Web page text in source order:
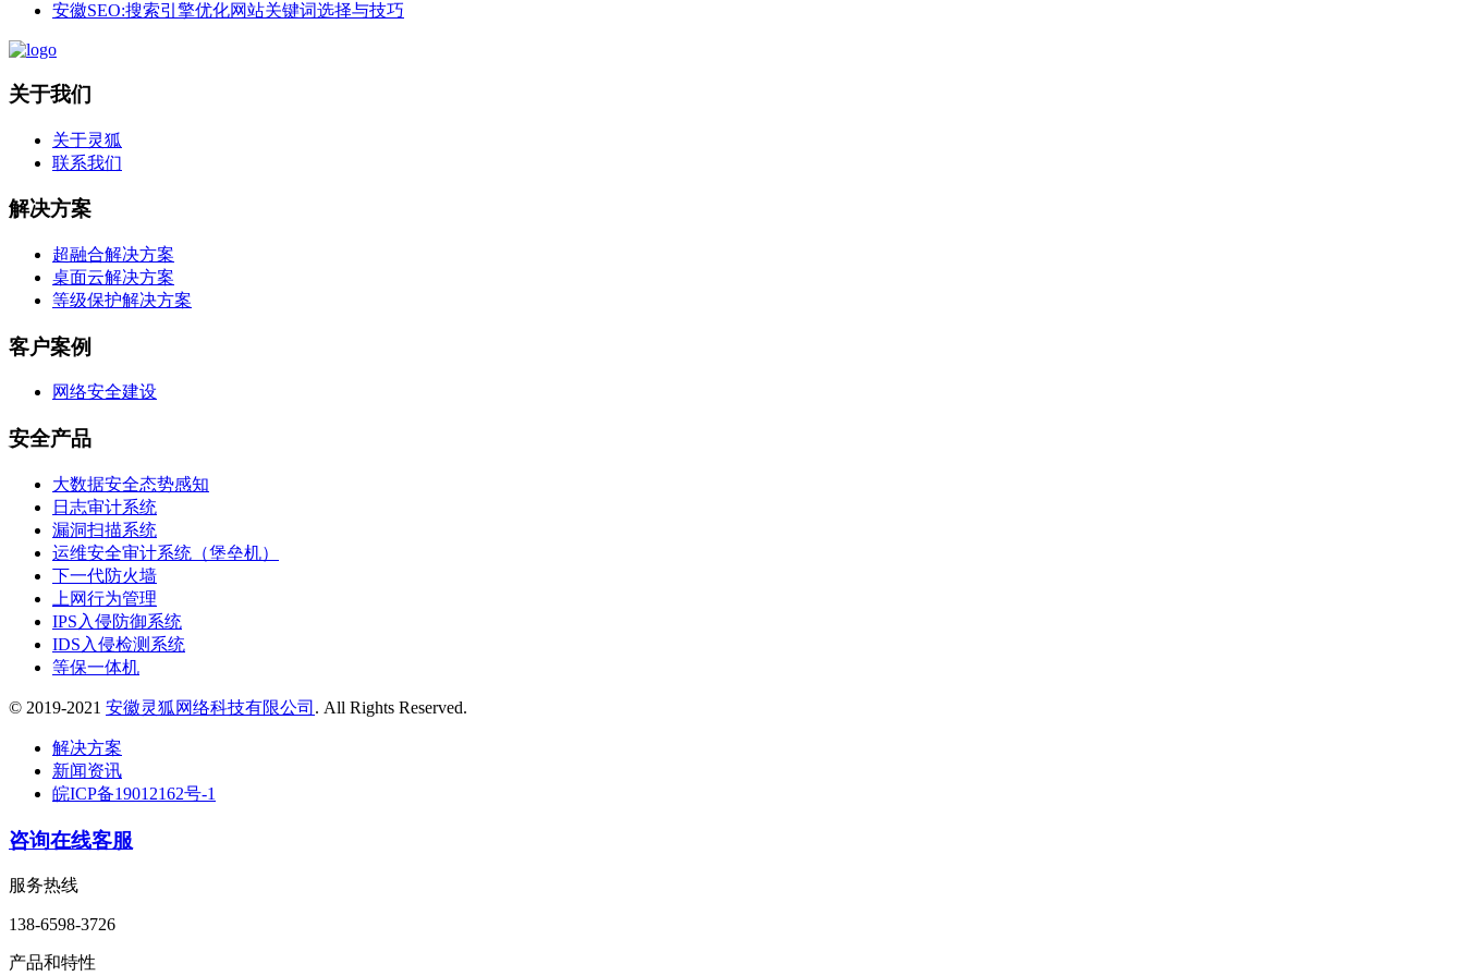
安徽SEO:搜索引擎优化网站关键词选择与技巧
关于我们
关于灵狐
联系我们
解决方案
超融合解决方案
桌面云解决方案
等级保护解决方案
客户案例
网络安全建设
安全产品
大数据安全态势感知
日志审计系统
漏洞扫描系统
运维安全审计系统（堡垒机）
下一代防火墙
上网行为管理
IPS入侵防御系统
IDS入侵检测系统
等保一体机
© 2019-2021 安徽灵狐网络科技有限公司 . All Rights Reserved.
解决方案
新闻资讯
皖ICP备19012162号-1
咨询在线客服
服务热线
138-6598-3726
产品和特性